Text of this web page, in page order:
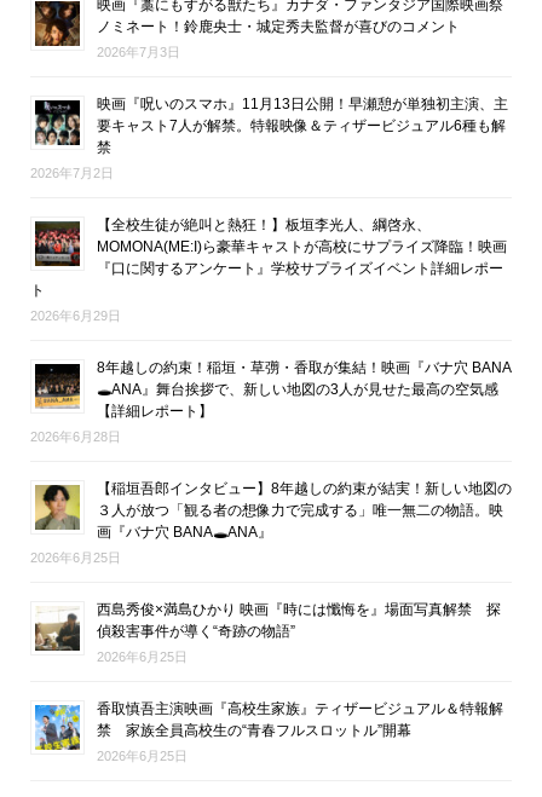
映画『藁にもすがる獣たち』カナダ・ファンタジア国際映画祭
ノミネート！鈴鹿央士・城定秀夫監督が喜びのコメント
2026年7月3日
映画『呪いのスマホ』11月13日公開！早瀬憩が単独初主演、主
要キャスト7人が解禁。特報映像＆ティザービジュアル6種も解
禁
2026年7月2日
【全校生徒が絶叫と熱狂！】板垣李光人、綱啓永、
MOMONA(ME:I)ら豪華キャストが高校にサプライズ降臨！映画
『口に関するアンケート』学校サプライズイベント詳細レポー
ト
2026年6月29日
8年越しの約束！稲垣・草彅・香取が集結！映画『バナ穴 BANA
🕳ANA』舞台挨拶で、新しい地図の3人が見せた最高の空気感
【詳細レポート】
2026年6月28日
【稲垣吾郎インタビュー】8年越しの約束が結実！新しい地図の
３人が放つ「観る者の想像力で完成する」唯一無二の物語。映
画『バナ穴 BANA🕳ANA』
2026年6月25日
西島秀俊×満島ひかり 映画『時には懺悔を』場面写真解禁 探
偵殺害事件が導く“奇跡の物語”
2026年6月25日
香取慎吾主演映画『高校生家族』ティザービジュアル＆特報解
禁 家族全員高校生の“青春フルスロットル”開幕
2026年6月25日